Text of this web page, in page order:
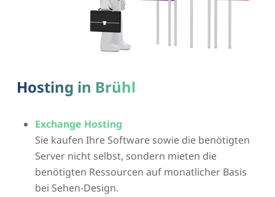
Hosting in Brühl
Exchange Hosting
Sie kaufen Ihre Software sowie die benötigten
Server nicht selbst, sondern mieten die
benötigten Ressourcen auf monatlicher Basis
bei Sehen-Design.